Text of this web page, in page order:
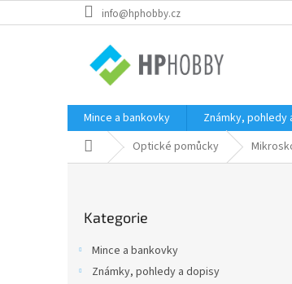
na
info@hphobby.cz
Mince a bankovky Známky, pohledy
Domů Optické pomůcky
kategorie
Kategorie
Mince a bankovky
Známky, pohledy a dopisy